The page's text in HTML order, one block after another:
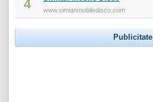
4 www.simianmobiledisco.com
Publicitate